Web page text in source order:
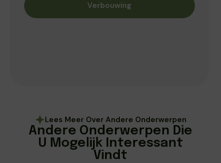
Verbouwing
Lees Meer Over Andere Onderwerpen
Andere Onderwerpen Die
U Mogelijk Interessant
Vindt